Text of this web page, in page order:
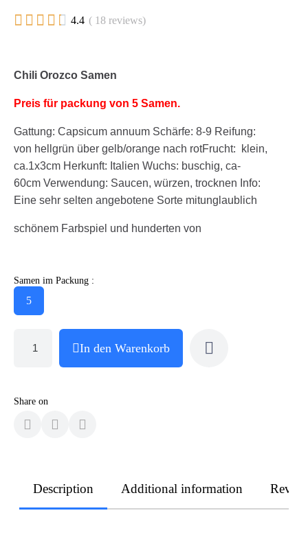
     4.4 ( 18 reviews)
Chili Orozco Samen
Preis für packung von 5 Samen.
Gattung: Capsicum annuum Schärfe: 8-9 Reifung:
von hellgrün über gelb/orange nach rotFrucht: klein,
ca.1x3cm Herkunft: Italien Wuchs: buschig, ca-
60cm Verwendung: Saucen, würzen, trocknen Info:
Eine sehr selten angebotene Sorte mitunglaublich
schönem Farbspiel und hunderten von
Samen im Packung :
5
In den Warenkorb
Share on
Description Additional information